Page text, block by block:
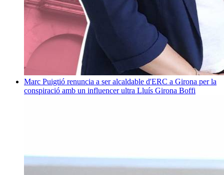
Marc Puigtió renuncia a ser alcaldable d'ERC a Girona per la
conspiració amb un influencer ultra Lluís Girona Boffi